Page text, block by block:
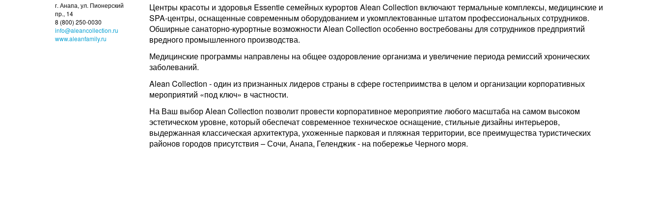
г. Анапа, ул. Пионерский
пр., 14
8 (800) 250-0030
info@aleancollection.ru
www.aleanfamily.ru
Центры красоты и здоровья Essentie семейных курортов Alean Collection включают термальные комплексы, медицинские и
SPA-центры, оснащенные современным оборудованием и укомплектованные штатом профессиональных сотрудников.
Обширные санаторно-курортные возможности Alean Collection особенно востребованы для сотрудников предприятий
вредного промышленного производства.
Медицинские программы направлены на общее оздоровление организма и увеличение периода ремиссий хронических
заболеваний.
Alean Collection - один из признанных лидеров страны в сфере гостеприимства в целом и организации корпоративных
мероприятий «под ключ» в частности.
На Ваш выбор Alean Collection позволит провести корпоративное мероприятие любого масштаба на самом высоком
эстетическом уровне, который обеспечат современное техническое оснащение, стильные дизайны интерьеров,
выдержанная классическая архитектура, ухоженные парковая и пляжная территории, все преимущества туристических
районов городов присутствия – Сочи, Анапа, Геленджик - на побережье Черного моря.